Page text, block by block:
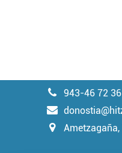
943-46 72 36